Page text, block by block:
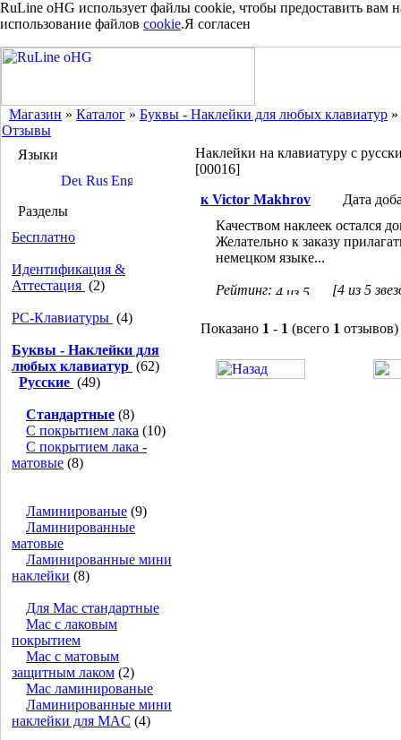
RuLine oHG использует файлы cookie, чтобы предоставить
использование файлов cookie.Я согласен
Магазин » Каталог » Буквы - Наклейки для любых клавиатур »
Отзывы
Языки
Разделы
Бесплатно
Идентификация &
Аттестация (2)
PC-Клавиатуры (4)
Буквы - Наклейки для
любых клавиатур (62)
Русские (49)
Стандартные (8)
С покрытием лака (10)
С покрытием лака -
матовые (8)
Ламинированые (9)
Ламинированные
матовые
Ламинированные мини
наклейки (8)
Для Mac стандартные
Mac с лаковым
покрытием
Mac с матовым
защитным лаком (2)
Mac ламинированые
Ламинированные мини
наклейки для MAC (4)
Наклейки на клавиатуру с
[00016]
к Victor Makhrov
Дата
Качеством наклеек остался
Желательно к заказу
немецком языке...
Рейтинг: [4 из 5
Показано 1 - 1 (всего 1 отзывов)